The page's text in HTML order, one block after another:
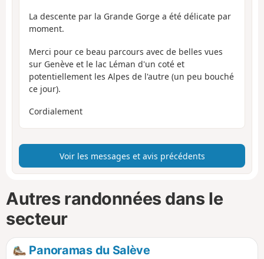
La descente par la Grande Gorge a été délicate par
moment.
Merci pour ce beau parcours avec de belles vues
sur Genève et le lac Léman d'un coté et
potentiellement les Alpes de l'autre (un peu bouché
ce jour).
Cordialement
Voir les messages et avis précédents
Autres randonnées dans le
secteur
Panoramas du Salève